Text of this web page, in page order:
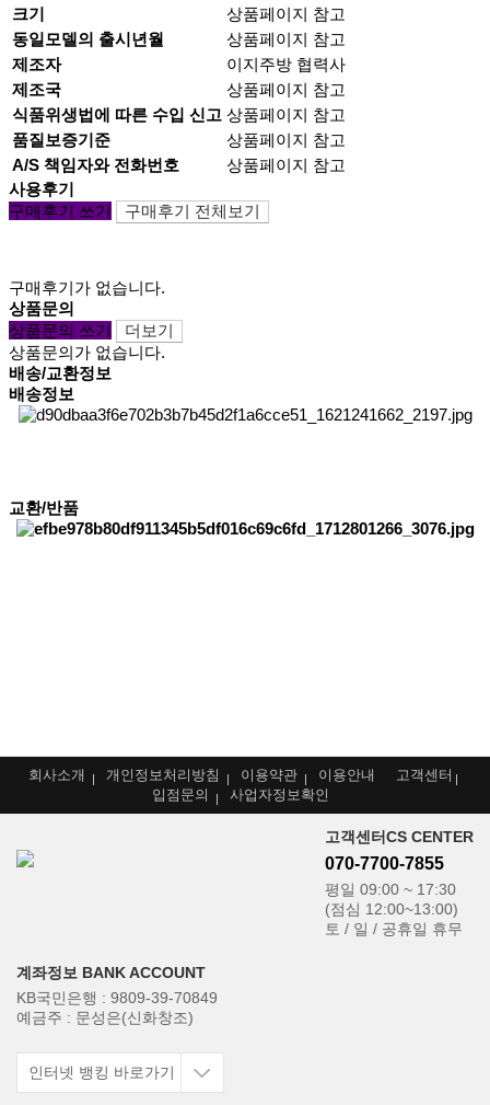
크기
상품페이지 참고
동일모델의 출시년월
상품페이지 참고
제조자
이지주방 협력사
제조국
상품페이지 참고
식품위생법에 따른 수입 신고 상품페이지 참고
품질보증기준
상품페이지 참고
A/S 책임자와 전화번호
상품페이지 참고
사용후기
구매후기 쓰기
구매후기 전체보기
구매후기가 없습니다.
상품문의
상품문의 쓰기
더보기
상품문의가 없습니다.
배송/교환정보
배송정보
교환/반품
회사소개 개인정보처리방침 이용약관 이용안내
고객센터
입점문의
사업자정보확인
고객센터CS CENTER
070-7700-7855
평일 09:00 ~ 17:30
(점심 12:00~13:00)
토 / 일 / 공휴일 휴무
계좌정보 BANK ACCOUNT
KB국민은행 : 9809-39-70849
예금주 : 문성은(신화창조)
인터넷 뱅킹 바로가기